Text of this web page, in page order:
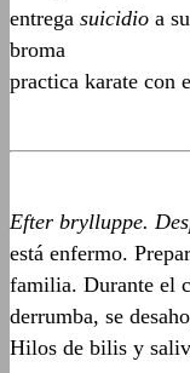
entrega suicidio a
broma
practica karate con
Efter brylluppe.
está enfermo.
familia. Durante el
derrumba, se
Hilos de bilis y